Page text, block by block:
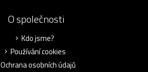
O společnosti
Kdo jsme?
Používání cookies
Ochrana osobních údajů